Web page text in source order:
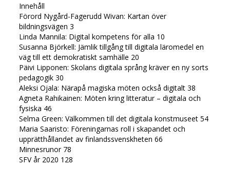
Innehåll
Förord Nygård-Fagerudd Wivan: Kartan över
bildningsvägen 3
Linda Mannila: Digital kompetens för alla 10
Susanna Björkell: Jämlik tillgång till digitala läromedel en
väg till ett demokratiskt samhälle 20
Päivi Lipponen: Skolans digitala språng kräver en ny sorts
pedagogik 30
Aleksi Ojala: Närapå magiska möten också digitalt 38
Agneta Rahikainen: Möten kring litteratur – digitala och
fysiska 46
Selma Green: Välkommen till det digitala konstmuseet 54
Maria Saaristo: Föreningarnas roll i skapandet och
upprätthållandet av finlandssvenskheten 66
Minnesrunor 78
SFV år 2020 128